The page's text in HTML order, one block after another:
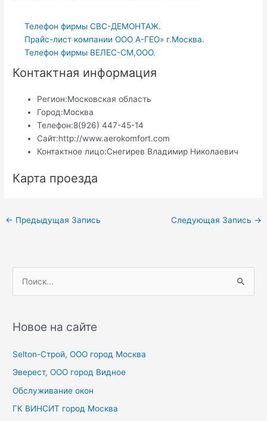
Телефон фирмы СВС-ДЕМОНТАЖ.
Прайс-лист компании ООО А-ГЕО» г.Москва.
Телефон фирмы ВЕЛЕС-СМ,ООО.
Контактная информация
Регион:Московская область
Город:Москва
Телефон:8(926) 447-45-14
Сайт:http://www.aerokomfort.com
Контактное лицо:Снегирев Владимир Николаевич
Карта проезда
Навигация
← Предыдущая Запись Следующая Запись →
с
:
Новое на сайте
Selton-Строй, OOO город Москва
Эверест, ООО город Видное
Обслуживание окон
ГК ВИНСИТ город Москва